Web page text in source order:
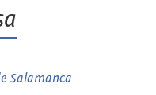
Salamanca